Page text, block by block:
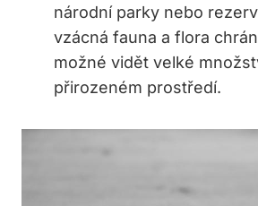
národní parky nebo
vzácná fauna a flora
možné vidět velké
přirozeném prostředí.